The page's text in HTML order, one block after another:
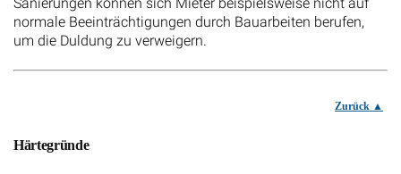
normale Beeinträchtigungen durch Bauarbeiten berufen,
um die Duldung zu verweigern.
Zurück
Härtegründe